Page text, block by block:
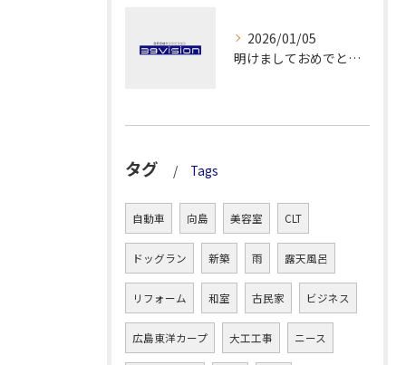
2026/01/05
明けましておめでとうございます！
タグ Tags
自動車 向島 美容室 CLT
ドッグラン 新築 雨 露天風呂
リフォーム 和室 古民家 ビジネス
広島東洋カープ 大工工事 ニース